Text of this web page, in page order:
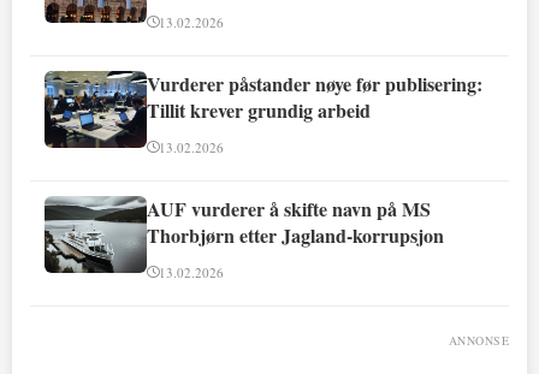
13.02.2026
Vurderer påstander nøye før publisering:
Tillit krever grundig arbeid
13.02.2026
AUF vurderer å skifte navn på MS
Thorbjørn etter Jagland-korrupsjon
13.02.2026
ANNONSE